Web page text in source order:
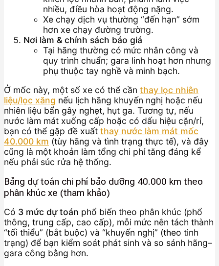
nhiều, điều hòa hoạt động nặng.
Xe chạy dịch vụ thường “đến hạn” sớm
hơn xe chạy đường trường.
Nơi làm & chính sách báo giá
Tại hãng thường có mức nhân công và
quy trình chuẩn; gara linh hoạt hơn nhưng
phụ thuộc tay nghề và minh bạch.
Ở mốc này, một số xe có thể cần thay lọc nhiên
liệu/lọc xăng nếu lịch hãng khuyến nghị hoặc nếu
nhiên liệu bẩn gây nghẹt, hụt ga. Tương tự, nếu
nước làm mát xuống cấp hoặc có dấu hiệu cặn/rỉ,
bạn có thể gặp đề xuất thay nước làm mát mốc
40.000 km (tùy hãng và tình trạng thực tế), và đây
cũng là một khoản làm tổng chi phí tăng đáng kể
nếu phải súc rửa hệ thống.
Bảng dự toán chi phí bảo dưỡng 40.000 km theo
phân khúc xe (tham khảo)
Có 3 mức dự toán phổ biến theo phân khúc (phổ
thông, trung cấp, cao cấp), mỗi mức nên tách thành
“tối thiểu” (bắt buộc) và “khuyến nghị” (theo tình
trạng) để bạn kiểm soát phát sinh và so sánh hãng–
gara công bằng hơn.